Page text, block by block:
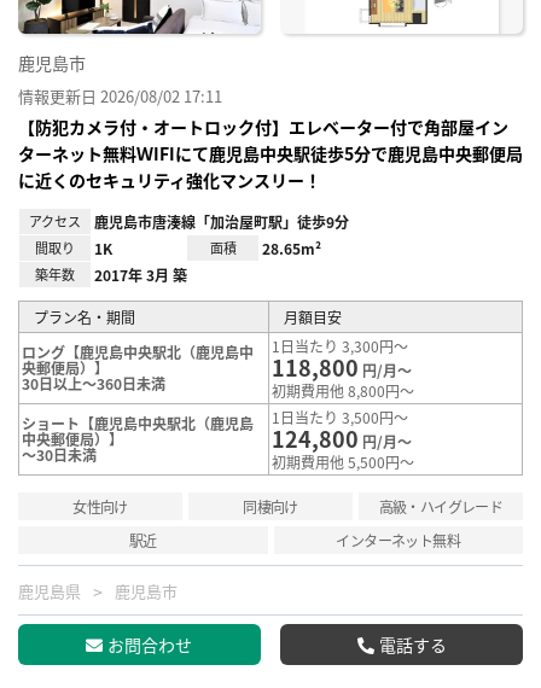
鹿児島市
情報更新日 2026/08/02 17:11
【防犯カメラ付・オートロック付】エレベーター付で角部屋イン
ターネット無料ＷIFIにて鹿児島中央駅徒歩5分で鹿児島中央郵便局
に近くのセキュリティ強化マンスリー！
アクセス 鹿児島市唐湊線「加治屋町駅」徒歩9分
間取り 1K 面積 28.65m²
築年数 2017年 3月 築
プラン名・期間
月額目安
ロング【鹿児島中央駅北（鹿児島中
央郵便局）】
30日以上～360日未満
1日当たり 3,300円～
118,800 円/月～
初期費用他 8,800円～
ショート【鹿児島中央駅北（鹿児島
中央郵便局）】
～30日未満
1日当たり 3,500円～
124,800 円/月～
初期費用他 5,500円～
女性向け 同棲向け
高級・ハイグレード
駅近
インターネット無料
鹿児島県 鹿児島市
お問合わせ 電話する